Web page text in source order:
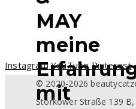
MAY
meine
mit
Instagram YouTube Pinterest
© 2020-2026
Storkower Straße 139